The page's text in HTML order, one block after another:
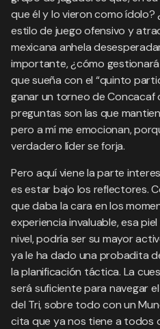
que él y lo vieron como ídolo?
estilo de juego ofensivo y
mexicana anhela
importante, ¿cómo
que sueña con el “quinto
ganar un torneo de Concacaf
preguntas son las que
pero a mí me emocionan,
verdadero líder se forja.
Pero aquí viene la parte
es estar bajo los reflectores.
que daba la cara en los
experiencia invaluable, esa
nivel, podría ser su mayor
ya le ha dado una probadita
la planificación táctica. La
será suficiente para navegar
del Tri, sobre todo con un
cita que ya nos tiene a todos